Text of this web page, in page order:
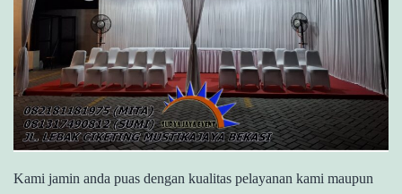
Kami jamin anda puas dengan kualitas pelayanan kami maupun